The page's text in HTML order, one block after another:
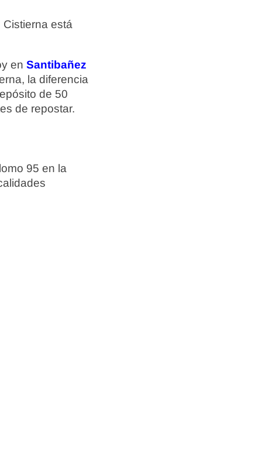
está
en Santibañez
la diferencia
de 50
de repostar.
95 en la